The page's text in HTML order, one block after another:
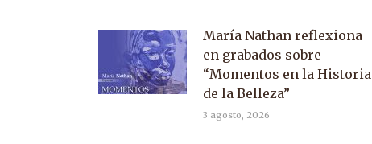
María Nathan reflexiona
en grabados sobre
“Momentos en la Historia
de la Belleza”
3 agosto, 2026